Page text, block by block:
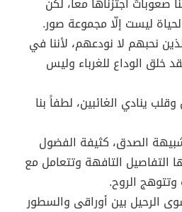
ليست إلّا مجموعة صور.
نحبهم لا نودعهم، لأننا في
خلق الوداع للغرباء وليس
ينادي الغائبين، لطفاً بنا
الصدق، كثيفة الفضول
التفاصيل التافهة وتتعامل مع
وتتوهج الروح.
الرحيل بين أوراقى والسطور